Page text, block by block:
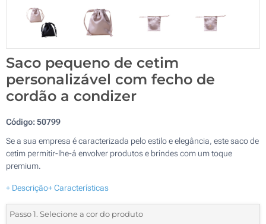
Saco pequeno de cetim
personalizável com fecho de
cordão a condizer
Código:50799
Se a sua empresa é caracterizada pelo estilo e elegância, este saco de
cetim permitir-lhe-á envolver produtos e brindes com um toque
premium.
+ Descrição+ Características
Passo 1. Selecione a cor do produto